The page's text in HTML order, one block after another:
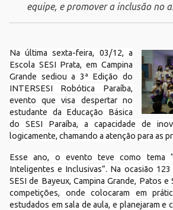
equipe, e promover a inclusão no
Na última sexta-feira, 03/12, a
Escola SESI Prata, em Campina
Grande sediou a 3ª Edição do
INTERSESI Robótica Paraíba,
evento que visa despertar no
estudante da Educação Básica
do SESI Paraíba, a capacidade de
logicamente, chamando a atenção para as
Esse ano, o evento teve como tema
Inteligentes e Inclusivas”. Na ocasião
SESI de Bayeux, Campina Grande, Patos e
competições, onde colocaram em
estudados em sala de aula, e planejaram e